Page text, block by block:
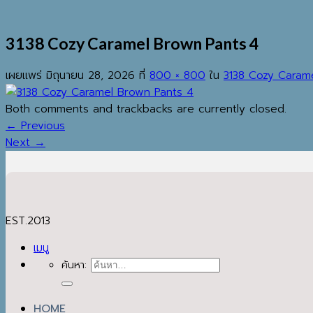
EST.2013
เมนู
ค้นหา:
HOME
3138 Cozy Caramel Brown Pants 4
เผยแพร่ มิถุนายน 28, 2026 ที่ 800 × 800 ใน 3138 Cozy
Both comments and trackbacks are currently closed.
← Previous
Next →